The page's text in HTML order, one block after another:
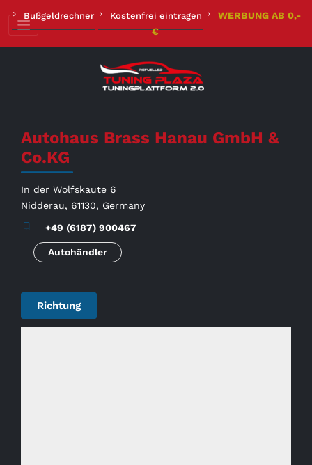
Inhalt
springen
Bußgeldrechner Kostenfrei eintragen
WERBUNG AB 0,-
€
Autohaus Brass Hanau GmbH &
Co.KG
In der Wolfskaute 6
Nidderau, 61130, Germany
+49 (6187) 900467
Autohändler
Richtung